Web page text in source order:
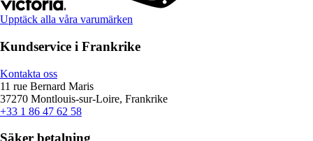
Upptäck alla våra varumärken
Kundservice i Frankrike
Kontakta oss
11 rue Bernard Maris
37270 Montlouis-sur-Loire, Frankrike
+33 1 86 47 62 58